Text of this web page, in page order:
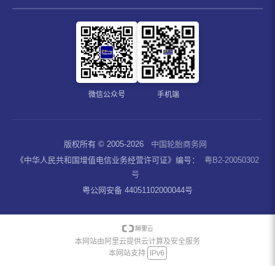
微信公众号 手机端
版权所有 © 2005-2026
中国轮胎商务网
《中华人民共和国增值电信业务经营许可证》编号：
粤B2-20050302
号
粤公网安备 44051102000044号
本网站由阿里云提供云计算及安全服务
本网站支持 IPv6